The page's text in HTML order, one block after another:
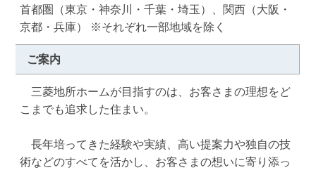
首都圏（東京・神奈川・千葉・埼玉）、関西（大阪・
京都・兵庫） ※それぞれ一部地域を除く
ご案内
三菱地所ホームが目指すのは、お客さまの理想をど
こまでも追求した住まい。
長年培ってきた経験や実績、高い提案力や独自の技
術などのすべてを活かし、お客さまの想いに寄り添っ